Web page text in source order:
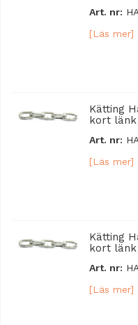
Art. nr:
[Läs mer]
Kätting
kort länk
Art. nr:
[Läs mer]
Kätting
kort länk
Art. nr:
[Läs mer]